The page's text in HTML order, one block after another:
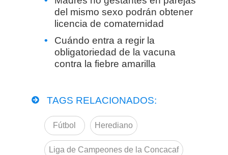
del mismo sexo podrán obtener
licencia de comaternidad
Cuándo entra a regir la
obligatoriedad de la vacuna
contra la fiebre amarilla
TAGS RELACIONADOS:
Fútbol Herediano
Liga de Campeones de la Concacaf